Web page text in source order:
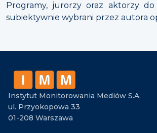
Programy, jurorzy oraz aktorzy do
subiektywnie wybrani przez autora
Instytut Monitorowania Mediów S.A.
ul. Przyokopowa 33
01-208 Warszawa